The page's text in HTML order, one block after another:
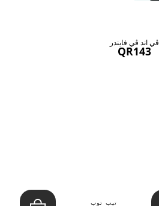
ڤي اند ڤي فايندر
QR143
تيب توب